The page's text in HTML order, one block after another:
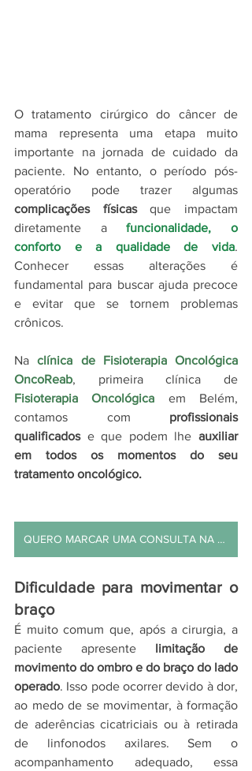
O tratamento cirúrgico do câncer de
mama representa uma etapa muito
importante na jornada de cuidado da
paciente. No entanto, o período pós-
complicações físicas que impactam
diretamente a funcionalidade, o
conforto e a qualidade de vida.
Conhecer essas alterações é
fundamental para buscar ajuda precoce
e evitar que se tornem problemas
crônicos.
Na clínica de Fisioterapia Oncológica
OncoReab
Fisioterapia Oncológica
em Belém,
contamos com profissionais
qualificados e que podem lhe auxiliar
em todos os momentos do seu
tratamento oncológico.
QUERO MARCAR UMA CONSULTA NA ONCOREAB
Dificuldade para movimentar o
braço
É muito comum que, após a cirurgia, a
paciente apresente limitação de
movimento do ombro e do braço do lado
operado. Isso pode ocorrer devido à dor,
ao medo de se movimentar, à formação
de aderências cicatriciais ou à retirada
de linfonodos axilares. Sem o
acompanhamento adequado, essa